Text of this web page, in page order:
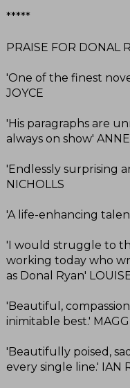
*****
PRAISE FOR DONAL
'One of the finest
JOYCE
'His paragraphs are
always on show'
'Endlessly surprising
NICHOLLS
'A life-enhancing
'I would struggle to
working today who
as Donal Ryan'
'Beautiful,
inimitable best.'
'Beautifully poised,
every single line.' IAN